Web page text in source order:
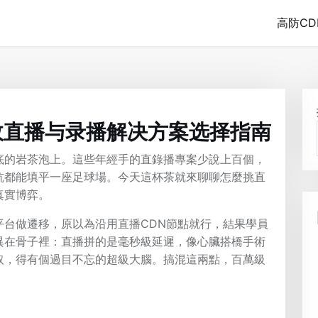
高防
播与录播解决方案选择指南
岩茶泡上。這些年經手的直錄播專案少說上百個，
能填平一座足球場。今天這杯茶就來聊聊怎麼挑直
博弈。
做遷移，原以為沿用直播CDN節點就行，結果學員
骨子裡：直播拼的是毫秒級延遲，像心臟搭橋手術
得有個過目不忘的超級大腦。搞混這兩點，百萬級